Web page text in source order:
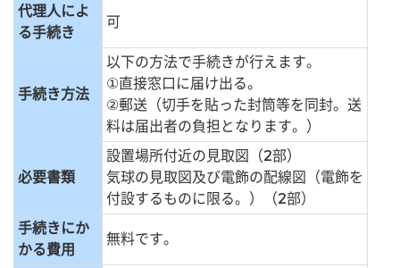
代理人によ
る手続き
可
手続き方法
以下の方法で手続きが行えます。
①直接窓口に届け出る。
②郵送（切手を貼った封筒等を同封。送
料は届出者の負担となります。）
必要書類
設置場所付近の見取図（2部）
気球の見取図及び電飾の配線図（電飾を
付設するものに限る。）（2部）
手続きにか
かる費用
無料です。